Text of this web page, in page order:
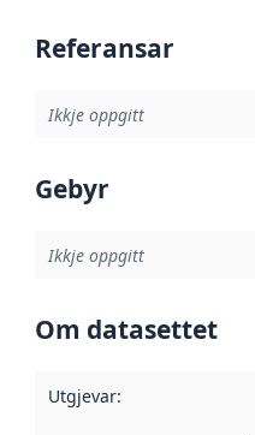
Referansar
Ikkje oppgitt
Gebyr
Ikkje oppgitt
Om datasettet
Utgjevar: